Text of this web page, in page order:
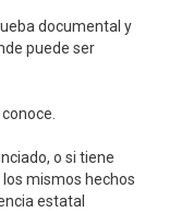
documental y
puede ser
o si tiene
mismos hechos
estatal